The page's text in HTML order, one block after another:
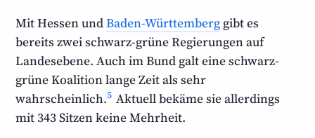
Mit Hessen undBaden-Württemberg gibt es
bereits zwei schwarz-grüne Regierungen auf
Landes­ebene. Auch im Bund galt eine schwarz-
grüne Koalition lange Zeit als sehr
wahrscheinlich.5 Aktuell bekäme sie allerdings
mit 343Sitzen keine Mehrheit.